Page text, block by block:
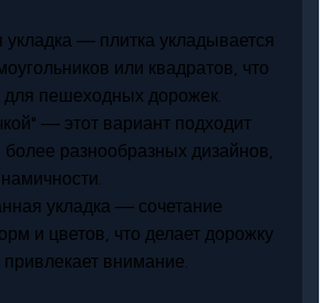
укладка — плитка укладывается
или квадратов, что
для пешеходных дорожек.
— этот вариант подходит
более разнообразных дизайнов,
укладка — сочетание
и цветов, что делает дорожку
внимание.